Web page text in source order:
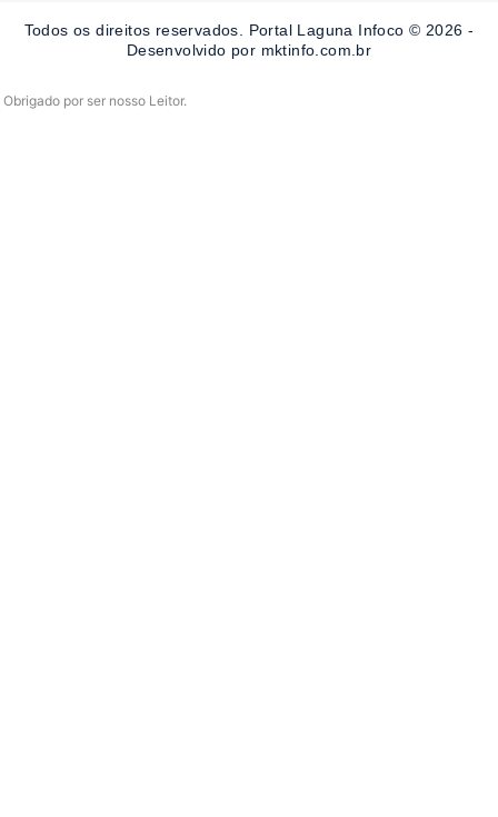
k
-
a
m
Todos os direitos reservados. Portal Laguna Infoco © 2026 -
Desenvolvido por mktinfo.com.br
Obrigado por ser nosso Leitor.